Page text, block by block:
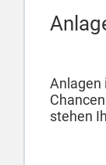
Anlagen
stehen